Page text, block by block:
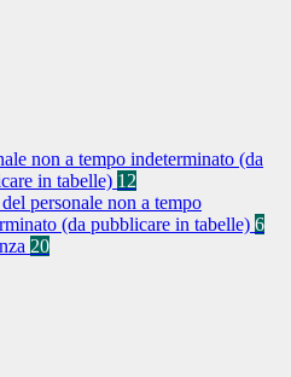
non a tempo indeterminato (da
in tabelle) 12
personale non a tempo
(da pubblicare in tabelle) 6
20